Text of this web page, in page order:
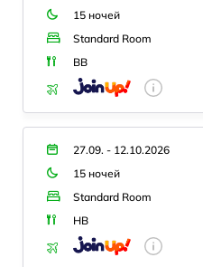
15 ночей
Standard Room
BB
27.09. - 12.10.2026
15 ночей
Standard Room
HB